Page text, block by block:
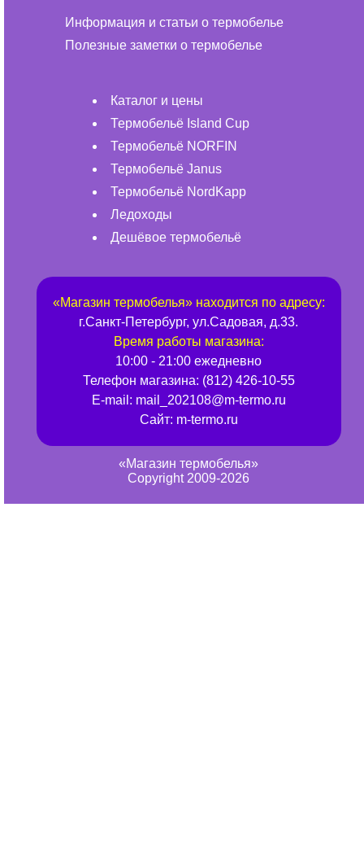
Информация и статьи о термобелье
Полезные заметки о термобелье
Каталог и цены
Термобельё Island Cup
Термобельё NORFIN
Термобельё Janus
Термобельё NordKapp
Ледоходы
Дешёвое термобельё
«Магазин термобелья» находится по адресу:
г.Санкт-Петербург, ул.Садовая, д.33.
Время работы магазина:
10:00 - 21:00 ежедневно
Телефон магазина: (812) 426-10-55
E-mail: mail_202108@m-termo.ru
Сайт: m-termo.ru
«Магазин термобелья»
Copyright 2009-2026